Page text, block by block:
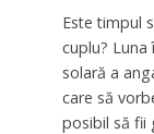
Este timpul
cuplu? Luna
solară a
care să
posibil să fii